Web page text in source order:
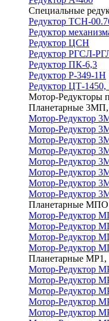
Специальные
Редуктор ТСН-
Редуктор
Редуктор ЦСН
Редуктор РГСЛ-
Редуктор ПК-6,3
Редуктор Р-349-1Н
Редуктор ЦТ-1450,
Мотор-Редукторы
Планетарные
Мотор-Редуктор
Мотор-Редуктор
Мотор-Редуктор
Мотор-Редуктор
Мотор-Редуктор
Мотор-Редуктор
Мотор-Редуктор
Мотор-Редуктор
Планетарные
Мотор-Редуктор
Мотор-Редуктор
Мотор-Редуктор
Мотор-Редуктор
Планетарные
Мотор-Редуктор
Мотор-Редуктор
Мотор-Редуктор
Мотор-Редуктор
Мотор-Редуктор